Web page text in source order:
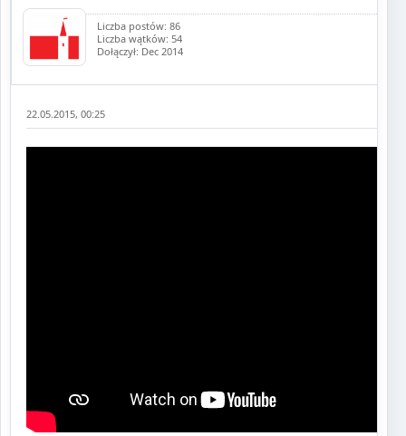
Liczba postów: 86
Liczba wątków: 54
Dołączył: Dec 2014
22.05.2015, 00:25